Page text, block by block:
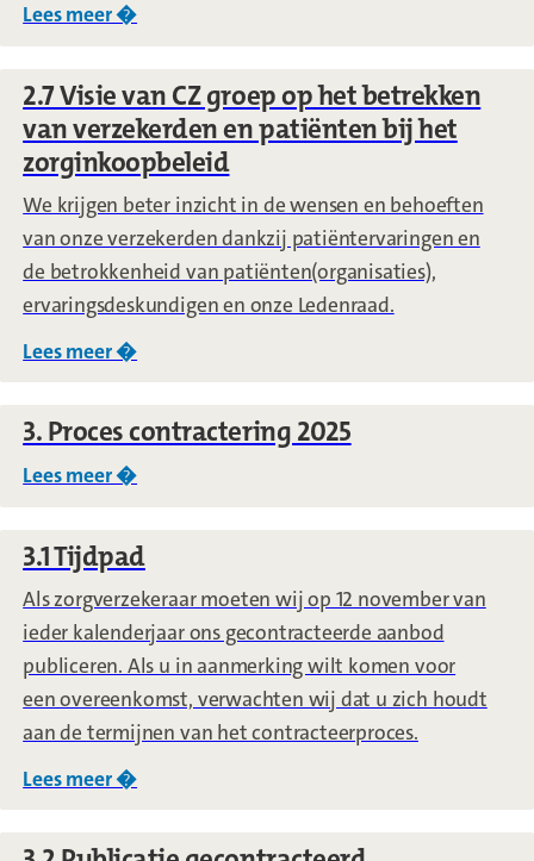
Lees meer �
2.7 Visie van CZ groep op het betrekken
van verzekerden en patiënten bij het
zorginkoopbeleid
We krijgen beter inzicht in de wensen en behoeften
van onze verzekerden dankzij patiëntervaringen en
de betrokkenheid van patiënten(organisaties),
ervaringsdeskundigen en onze Ledenraad.
Lees meer �
3. Proces contractering 2025
Lees meer �
3.1 Tijdpad
Als zorgverzekeraar moeten wij op 12 november van
ieder kalenderjaar ons gecontracteerde aanbod
publiceren. Als u in aanmerking wilt komen voor
een overeenkomst, verwachten wij dat u zich houdt
aan de termijnen van het contracteerproces.
Lees meer �